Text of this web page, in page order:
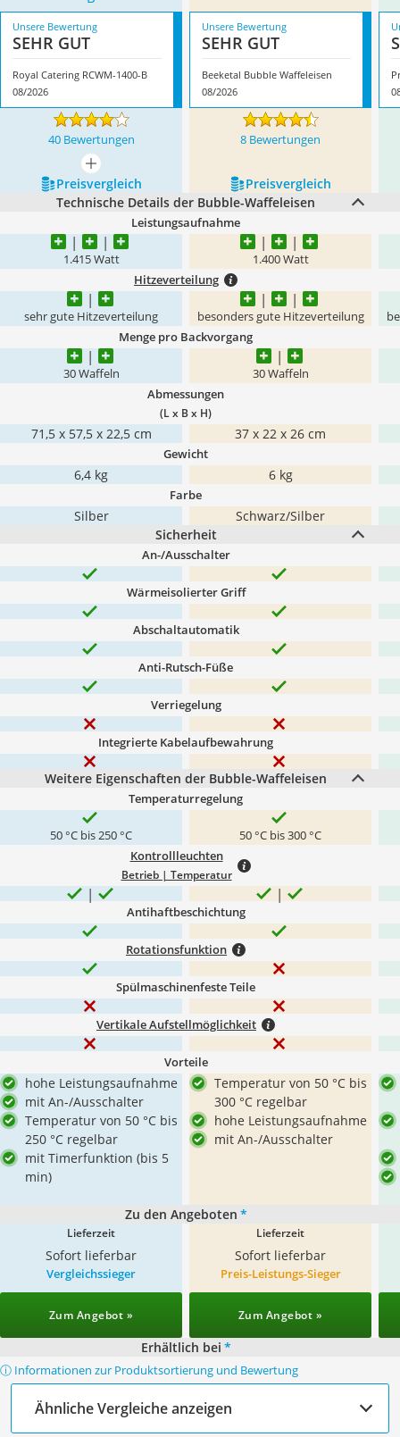
Unsere Bewertung
SEHR GUT
Royal Catering RCWM-1400-B
08/2026
Unsere Bewertung
SEHR GUT
Beeketal Bubble Waffeleisen
08/2026
40 Bewertungen 8 Bewertungen
mehr anzeigen
Preis­vergleich
Preis­vergleich
Technische Details der Bubble-Waffeleisen
Leistungsaufnahme
1.415 Watt 1.400 Watt
Hitzeverteilung
sehr gute Hitzeverteilung besonders gute Hitzeverteilung
Menge pro Backvorgang
30 Waffeln 30 Waffeln
Abmessungen
(L x B x H)
71,5 x 57,5 x 22,5 cm ‎37 x 22 x 26 cm
Gewicht
6,4 kg 6 kg
Farbe
Silber
Schwarz/Silber
Sicherheit
An-/Ausschalter
Wärmeisolierter Griff
Abschaltautomatik
Anti-Rutsch-Füße
Verriegelung
Integrierte Kabelaufbewahrung
Weitere Eigenschaften der Bubble-Waffeleisen
Temperaturregelung
50 °C bis 250 °C 50 °C bis 300 °C
Kontrollleuchten
Betrieb | Temperatur
Antihaftbeschichtung
Rotationsfunktion
Spülmaschinenfeste Teile
Vertikale Aufstellmöglichkeit
Vorteile
hohe Leistungsaufnahme
mit An-/Ausschalter
Temperatur von 50 °C bis
250 °C regelbar
mit Timerfunktion (bis 5
min)
Temperatur von 50 °C bis
300 °C regelbar
hohe Leistungsaufnahme
mit An-/Ausschalter
Zu den Angeboten *
Lieferzeit
Sofort lieferbar
Lieferzeit
Sofort lieferbar
Vergleichssieger
Zum Angebot »
Preis-Leistungs-Sieger
Zum Angebot »
Erhältlich bei *
ⓘ Informationen zur Produktsortierung und Bewertung
Ähnliche Vergleiche anzeigen